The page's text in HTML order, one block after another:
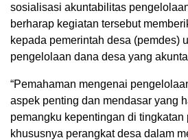
sosialisasi akuntabilitas
berharap kegiatan tersebut
kepada pemerintah desa (pemdes)
pengelolaan dana desa yang
“Pemahaman mengenai
aspek penting dan mendasar yang
pemangku kepentingan di tingkatan
khususnya perangkat desa dalam